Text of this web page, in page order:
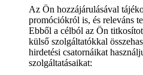
Az Ön hozzájárulásával
promóciókról is, és releváns
Ebből a célból az Ön
külső szolgáltatókkal
hirdetési csatornáikat
szolgáltatásaikat: